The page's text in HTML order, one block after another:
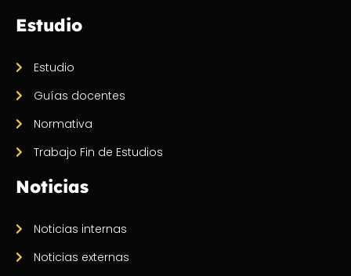
Estudio
Estudio
Guías docentes
Normativa
Trabajo Fin de Estudios
Noticias
Noticias internas
Noticias externas